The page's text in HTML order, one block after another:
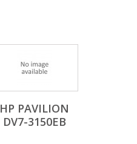
HP PAVILION
DV7-3150EB